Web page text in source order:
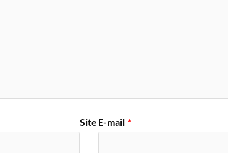
E-mail *
Site